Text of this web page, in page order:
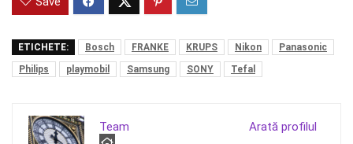
ETICHETE: Bosch FRANKE KRUPS Nikon
Panasonic
Philips
playmobil Samsung SONY Tefal
Arată profilul
Team